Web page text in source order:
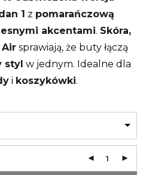
1 z pomarańczową
akcentami. Skóra,
sprawiają, że buty łączą
styl w jednym. Idealne dla
i koszykówki.